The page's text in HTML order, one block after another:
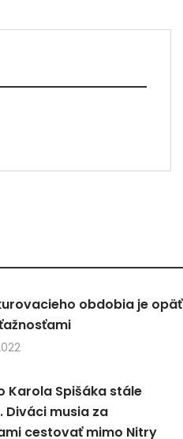
obdobia je opäť
Karola Spišáka stále
Diváci musia za
cestovať mimo Nitry